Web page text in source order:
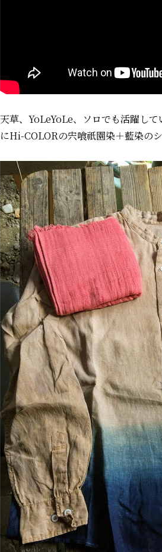
天草、YoLeYoLe、ソロでも活躍し
にHi-COLORの宍喰祇園染＋藍染の